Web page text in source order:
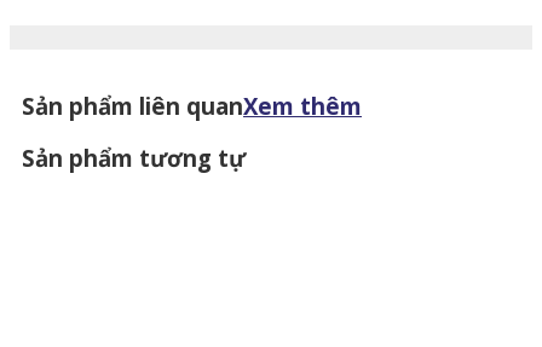
Sản phẩm liên quanXem thêm
Sản phẩm tương tự